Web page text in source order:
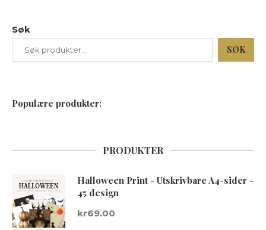
Søk
SØK
Populære produkter:
PRODUKTER
Halloween Print - Utskrivbare A4-sider -
45 design
kr69.00